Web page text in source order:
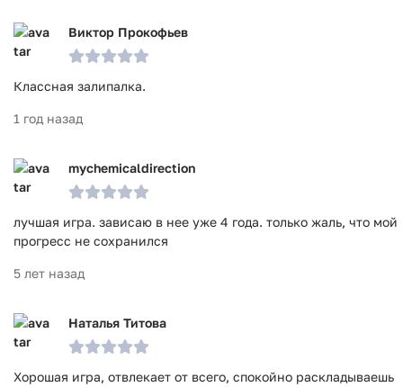
Виктор Прокофьев
Классная залипалка.
1 год назад
mychemicaldirection
лучшая игра. зависаю в нее уже 4 года. только жаль, что мой
прогресс не сохранился
5 лет назад
Наталья Титова
Хорошая игра, отвлекает от всего, спокойно раскладываешь